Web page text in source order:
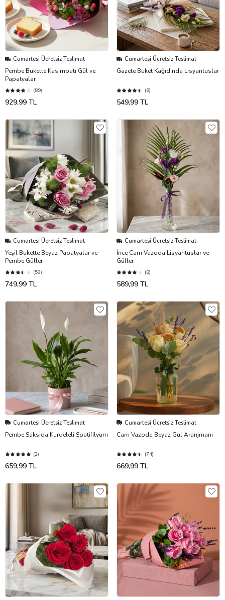
Cumartesi Ücretsiz Teslimat
Pembe Bukette Kasımpatı Gül ve
Papatyalar
(89)
929,99 TL
Cumartesi Ücretsiz Teslimat
Gazete Buket Kağıdında Lisyantuslar
(8)
549,99 TL
Cumartesi Ücretsiz Teslimat
Yeşil Bukette Beyaz Papatyalar ve
Pembe Güller
(53)
749,99 TL
Cumartesi Ücretsiz Teslimat
İnce Cam Vazoda Lisyantuslar ve
Güller
(8)
589,99 TL
Cumartesi Ücretsiz Teslimat
Pembe Saksıda Kurdeleli Spatifilyum
(2)
659,99 TL
Cumartesi Ücretsiz Teslimat
Cam Vazoda Beyaz Gül Aranjmanı
(74)
669,99 TL